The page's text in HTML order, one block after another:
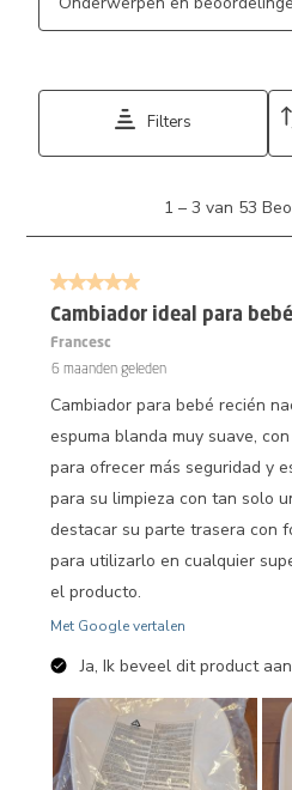
Filters
3
Beoordelingen.
1 – 3 van 53
5 van 5 sterren.
Cambiador ideal para
Francesc
6 maanden geleden
Cambiador para bebé recién
espuma blanda muy suave,
para ofrecer más seguridad y
para su limpieza con tan solo
destacar su parte trasera con
para utilizarlo en cualquier
el producto.
Met Google vertalen
Ja, Ik beveel dit product